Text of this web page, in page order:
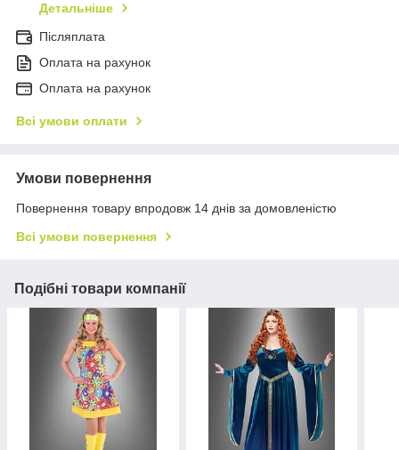
Детальніше
Післяплата
Оплата на рахунок
Оплата на рахунок
Всі умови оплати
Умови повернення
Повернення товару впродовж 14 днів за домовленістю
Всі умови повернення
Подібні товари компанії